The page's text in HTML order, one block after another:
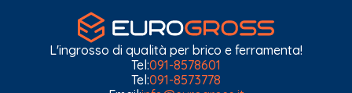
L'ingrosso di qualità per brico e ferramenta!
Tel:091-8578601
Tel:091-8573778